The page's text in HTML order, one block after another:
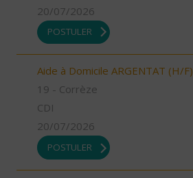
20/07/2026
POSTULER
Aide à Domicile ARGENTAT (H/F)
19 - Corrèze
CDI
20/07/2026
POSTULER